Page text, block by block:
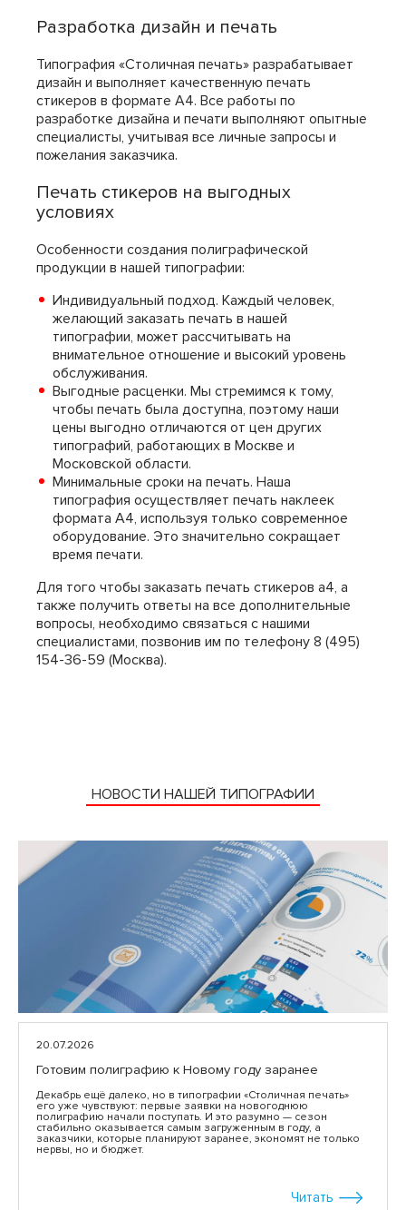
Разработка дизайн и печать
Типография «Столичная печать» разрабатывает
дизайн и выполняет качественную печать
стикеров в формате А4. Все работы по
разработке дизайна и печати выполняют опытные
специалисты, учитывая все личные запросы и
пожелания заказчика.
Печать стикеров на выгодных
условиях
Особенности создания полиграфической
продукции в нашей типографии:
Индивидуальный подход. Каждый человек,
желающий заказать печать в нашей
типографии, может рассчитывать на
внимательное отношение и высокий уровень
обслуживания.
Выгодные расценки. Мы стремимся к тому,
чтобы печать была доступна, поэтому наши
цены выгодно отличаются от цен других
типографий, работающих в Москве и
Московской области.
Минимальные сроки на печать. Наша
типография осуществляет печать наклеек
формата А4, используя только современное
оборудование. Это значительно сокращает
время печати.
Для того чтобы заказать печать стикеров а4, а
также получить ответы на все дополнительные
вопросы, необходимо связаться с нашими
специалистами, позвонив им по телефону 8 (495)
154-36-59 (Москва).
НОВОСТИ НАШЕЙ ТИПОГРАФИИ
20.07.2026
Готовим полиграфию к Новому году заранее
Декабрь ещё далеко, но в типографии «Столичная печать»
его уже чувствуют: первые заявки на новогоднюю
полиграфию начали поступать. И это разумно — сезон
стабильно оказывается самым загруженным в году, а
заказчики, которые планируют заранее, экономят не только
нервы, но и бюджет.
Читать